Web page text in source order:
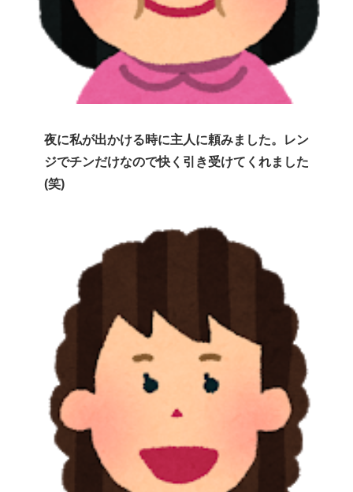
夜に私が出かける時に主人に頼みました。レン
ジでチンだけなので快く引き受けてくれました
(笑)